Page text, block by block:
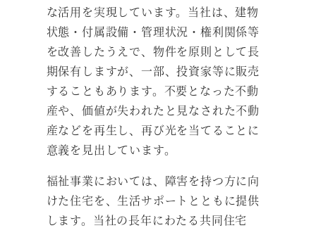
な活用を実現しています。当社は、建物
状態・付属設備・管理状況・権利関係等
を改善したうえで、物件を原則として長
期保有しますが、一部、投資家等に販売
することもあります。不要となった不動
産や、価値が失われたと見なされた不動
産などを再生し、再び光を当てることに
意義を見出しています。
福祉事業においては、障害を持つ方に向
けた住宅を、生活サポートとともに提供
します。当社の長年にわたる共同住宅